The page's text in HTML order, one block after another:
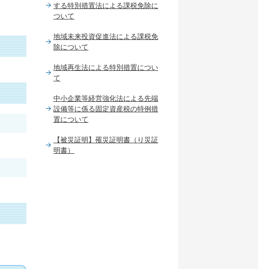
する特別措置法による課税免除に
ついて
地域未来投資促進法による課税免
除について
地域再生法による特別措置につい
て
中小企業等経営強化法による先端
設備等に係る固定資産税の特例措
置について
【被災証明】罹災証明書（り災証
明書）